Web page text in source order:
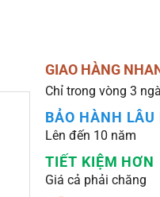
GIAO HÀNG
Chỉ trong vòng 3
BẢO HÀNH LÂU
Lên đến 10 năm
TIẾT KIỆM HƠN
Giá cả phải chăng